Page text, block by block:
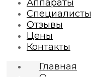
Аппараты
Специалисты
Отзывы
Цены
Контакты
Главная